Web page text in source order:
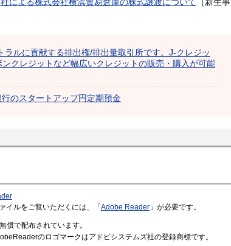
ルに貢献する排出権/排出量取引所です。J-クレジッ
クレジットなど幅広いクレジットの販売・購入が可能
のスタートアップ円定期預金
イルをご覧いただくには、「 Adobe Reader 」が必要です。
償で配布されています。
のロゴマークはアドビシステムズ社の登録商標です。